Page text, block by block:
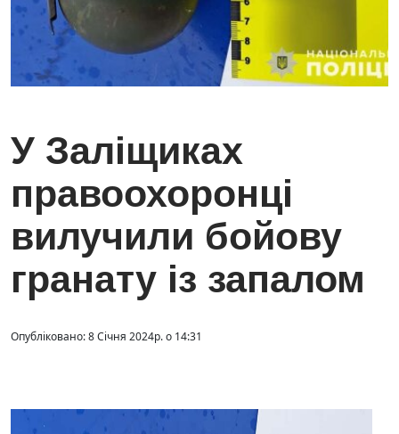
У Заліщиках
правоохоронці
вилучили бойову
гранату із запалом
Опубліковано: 8 Січня 2024р. о 14:31